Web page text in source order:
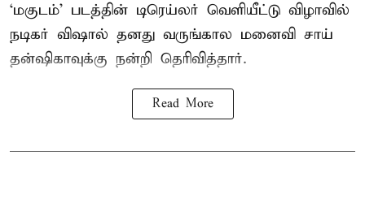
‘மகுடம்’ படத்தின் டிரெய்லர் வெளியீட்டு விழாவில்
நடிகர் விஷால் தனது வருங்கால மனைவி சாய்
தன்ஷிகாவுக்கு நன்றி தெரிவித்தார்.
Read More